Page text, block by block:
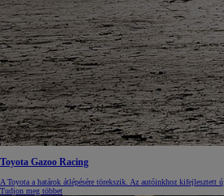
Toyota Gazoo Racing
A Toyota a határok átlépésére törekszik. Az autóinkhoz
Tudjon meg többet